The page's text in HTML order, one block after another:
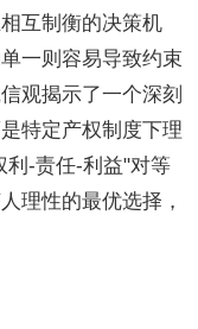
互制衡的决策机
一则容易导致约束
观揭示了一个深刻
特定产权制度下理
利-责任-利益"对等
理性的最优选择，